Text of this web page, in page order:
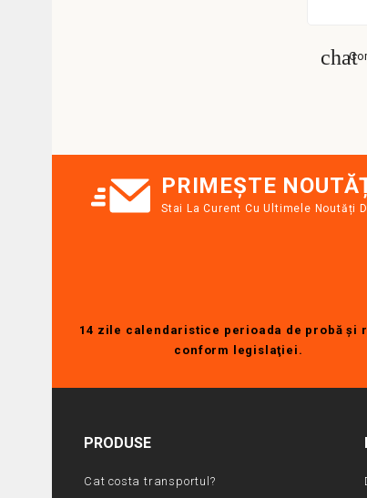
PRIMEȘTE
Stai La Curent Cu Ultimele Noutăți
14 zile calendaristice perioada de probă şi
conform legislaţiei.
PRODUSE
Cat costa transportul?